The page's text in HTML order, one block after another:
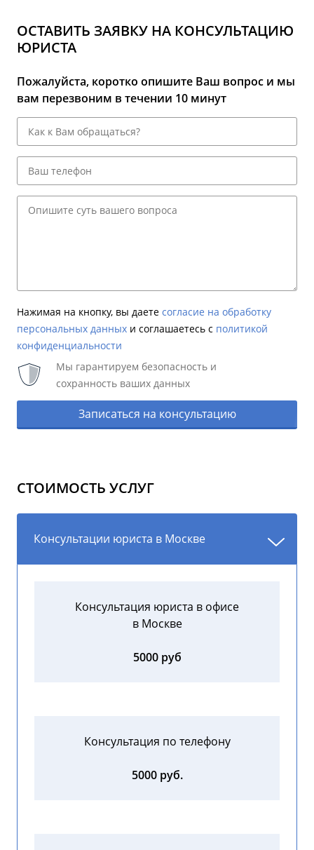
ОСТАВИТЬ ЗАЯВКУ НА КОНСУЛЬТАЦИЮ
ЮРИСТА
Пожалуйста, коротко опишите Ваш вопрос и мы
вам перезвоним в течении 10 минут
Нажимая на кнопку, вы даете согласие на обработку
персональных данных и соглашаетесь c политикой
конфиденциальности
Мы гарантируем безопасность и
сохранность ваших данных
Записаться на консультацию
СТОИМОСТЬ УСЛУГ
Консультации юриста в Москве
Консультация юриста в офисе
в Москве
5000 руб
Консультация по телефону
5000 руб.